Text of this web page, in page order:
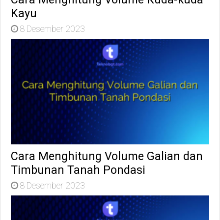
Kayu
8 Desember 2023
Cara Menghitung Volume Galian dan
Timbunan Tanah Pondasi
8 Desember 2023